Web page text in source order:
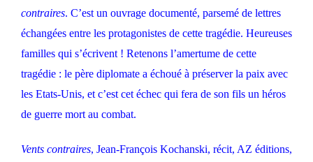
contraires. C’est un ouvrage documenté, parsemé de lettres
échangées entre les protagonistes de cette tragédie. Heureuses
familles qui s’écrivent ! Retenons l’amertume de cette
tragédie : le père diplomate a échoué à préserver la paix avec
les Etats-Unis, et c’est cet échec qui fera de son fils un héros
de guerre mort au combat.
Vents contraires, Jean-François Kochanski, récit, AZ éditions,